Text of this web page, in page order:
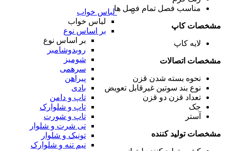
لباس خواب
لباس خواب
بر اساس نوع
بر اساس نوع
روبدوشامبر
شومیز
سرهمی
پیراهن
بادی
تاپ و دامن
تاپ و شلوارک
تاپ و شورت
تی شرت و شلوار
تونیک و شلوار
نیم تنه و شلوارک
مناسب فصل تمام فصل ها
مشخصات کاپ
لایه کاپ
مشخصات اتصالات
نحوه بسته شدن قزن
نوع بند سوتین غیرقابل تعویض
تعداد قزن دو قزن
جک
آستر
مشخصات تولید کننده